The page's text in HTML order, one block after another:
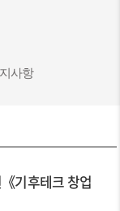
사항
기후테크 창업